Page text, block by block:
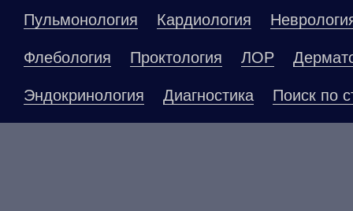
Пульмонология Кардиология
Флебология Проктология ЛОР
Эндокринология Диагностика Поиск по